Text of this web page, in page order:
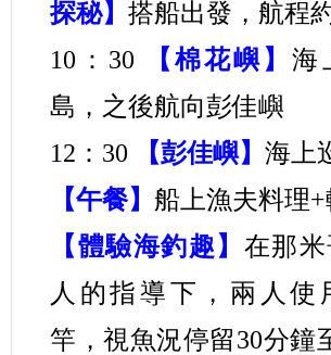
探秘】 搭船出發，航程
10：30
【棉花嶼】海
島，之後航向彭佳嶼
12：30
【彭佳嶼】 海上
【午餐】 船上漁夫料理
【體驗海釣趣】 在那
人的指導下，兩人使
竿，視魚況停留30分鐘